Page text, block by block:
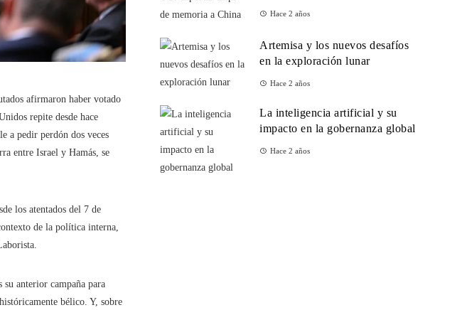
afirmaron haber votado
repite desde hace
a pedir perdón dos veces
entre Israel y Hamás, se
los atentados del 7 de
de la política interna,
anterior campaña para
bélico. Y, sobre
Hace 2 años
Artemisa y los nuevos desafíos
en la exploración lunar
Hace 2 años
La inteligencia artificial y su
impacto en la gobernanza global
Hace 2 años